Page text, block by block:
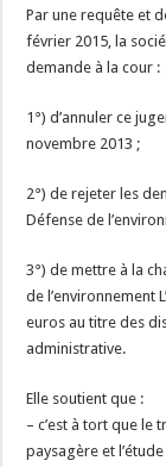
Par une requête et
février 2015, la
demande à la cour :
1°) d’annuler ce
novembre 2013 ;
2°) de rejeter les
Défense de
3°) de mettre à la
de l’environnement
euros au titre des
administrative.
Elle soutient que :
– c’est à tort que le
paysagère et